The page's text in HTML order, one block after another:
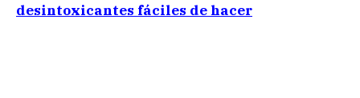
desintoxicantes fáciles de hacer